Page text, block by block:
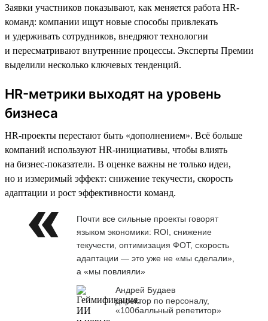
Заявки участников показывают, как меняется работа HR-
команд: компании ищут новые способы привлекать
и удерживать сотрудников, внедряют технологии
и пересматривают внутренние процессы. Эксперты Премии
выделили несколько ключевых тенденций.
HR-метрики выходят на уровень
бизнеса
HR-проекты перестают быть «дополнением». Всё больше
компаний используют HR-инициативы, чтобы влиять
на бизнес-показатели. В оценке важны не только идеи,
но и измеримый эффект: снижение текучести, скорость
адаптации и рост эффективности команд.
Почти все сильные проекты говорят
языком экономики: ROI, снижение
текучести, оптимизация ФОТ, скорость
адаптации — это уже не «мы сделали»,
а «мы повлияли»
Андрей Будаев
директор по персоналу,
«100балльный репетитор»